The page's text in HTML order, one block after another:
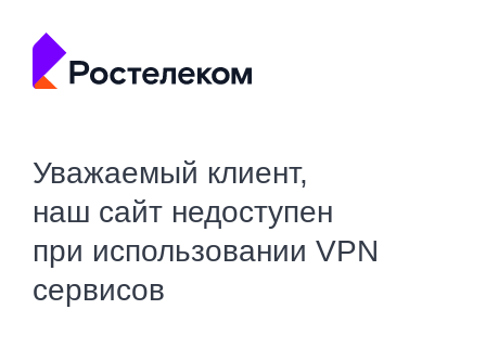
Уважаемый клиент,
наш сайт недоступен
при использовании VPN
сервисов